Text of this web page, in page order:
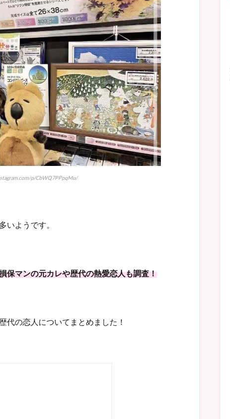
p/CbWQ7PPpqMu/
いようです。
保マンの元カレや歴代の熱愛恋人も調査！
代の恋人についてまとめました！